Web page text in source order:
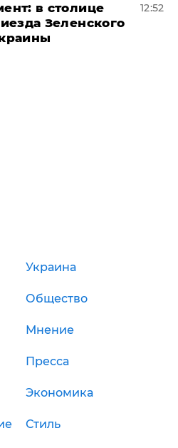
в столице
Зеленского
12:52
Украина
Общество
Мнение
Пресса
Экономика
Стиль